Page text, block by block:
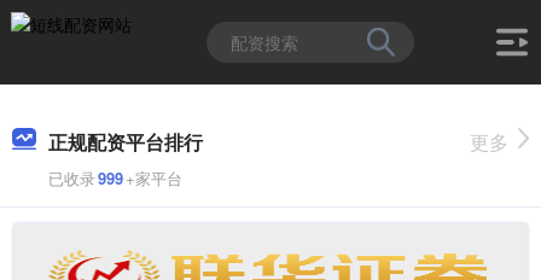
正规配资平台排行
已收录999+家平台
更多